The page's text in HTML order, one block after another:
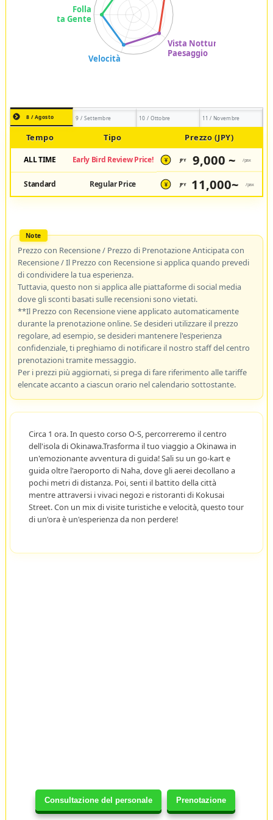
Consultazione del personale Prenotazione
8 / Agosto 9 / Settembre 10 / Ottobre 11 / Novembre
Tempo Tipo Prezzo (JPY)
ALL TIME Early Bird Review Price! ¥ JPY 9,000 ~ /pax
Standard Regular Price ¥ JPY 11,000~ /pax
Prezzo con Recensione / Prezzo di Prenotazione Anticipata con
Recensione / Il Prezzo con Recensione si applica quando prevedi
di condividere la tua esperienza.
Tuttavia, questo non si applica alle piattaforme di social media
dove gli sconti basati sulle recensioni sono vietati.
**Il Prezzo con Recensione viene applicato automaticamente
durante la prenotazione online. Se desideri utilizzare il prezzo
regolare, ad esempio, se desideri mantenere l'esperienza
confidenziale, ti preghiamo di notificare il nostro staff del centro
prenotazioni tramite messaggio.
Per i prezzi più aggiornati, si prega di fare riferimento alle tariffe
elencate accanto a ciascun orario nel calendario sottostante.
Circa 1 ora. In questo corso O-S, percorreremo il centro
dell'isola di Okinawa.Trasforma il tuo viaggio a Okinawa in
un'emozionante avventura di guida! Sali su un go-kart e
guida oltre l'aeroporto di Naha, dove gli aerei decollano a
pochi metri di distanza. Poi, senti il battito della città
mentre attraversi i vivaci negozi e ristoranti di Kokusai
Street. Con un mix di visite turistiche e velocità, questo tour
di un'ora è un'esperienza da non perdere!